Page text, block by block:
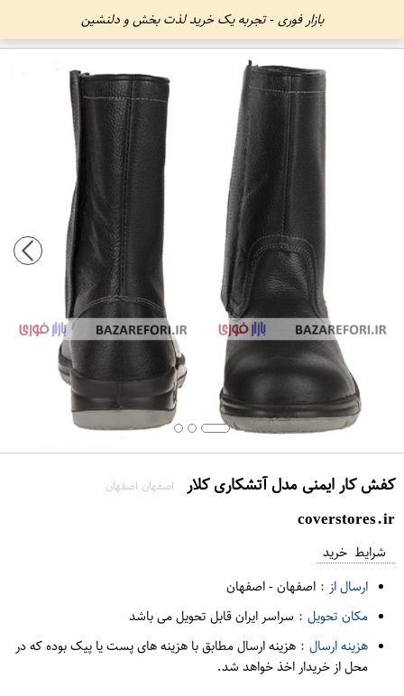
بازار فوری - تجربه یک خرید لذت بخش و دلنشین
کفش کار ایمنی مدل آتشکاری کلار اصفهان اصفهان
coverstores.ir
شرایط خرید
ارسال از : اصفهان-اصفهان
مکان تحویل : سراسر ایران قابل تحویل می باشد
هزینه ارسال : هزینه ارسال مطابق با هزینه های پست یا پیک بوده که در
محل از خریدار اخذ خواهد شد.